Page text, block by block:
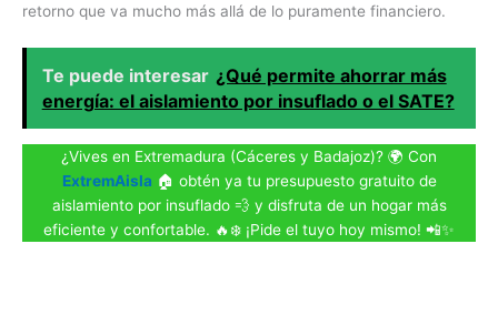
retorno que va mucho más allá de lo puramente financiero.
Te puede interesar ¿Qué permite ahorrar más
energía: el aislamiento por insuflado o el SATE?
¿Vives en Extremadura (Cáceres y Badajoz)? 🌍 Con
ExtremAisla 🏠 obtén ya tu presupuesto gratuito de
aislamiento por insuflado 💨 y disfruta de un hogar más
eficiente y confortable. 🔥❄️ ¡Pide el tuyo hoy mismo! 📲✨